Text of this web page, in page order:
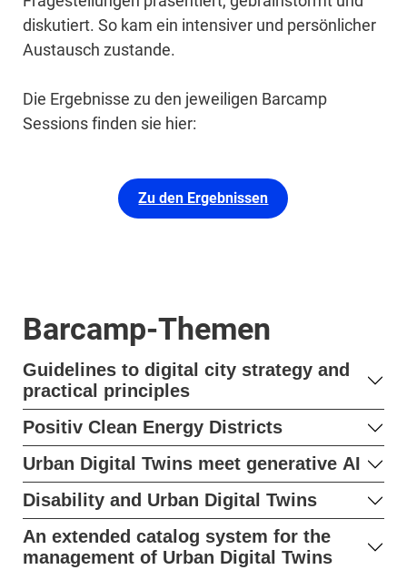
diskutiert. So kam ein intensiver und persönlicher
Austausch zustande.
Die Ergebnisse zu den jeweiligen Barcamp
Sessions finden sie hier:
Zu den Ergebnissen
Barcamp-Themen
Guidelines to digital city strategy and
practical principles
Positiv Clean Energy Districts
Urban Digital Twins meet generative AI
Disability and Urban Digital Twins
An extended catalog system for the
management of Urban Digital Twins